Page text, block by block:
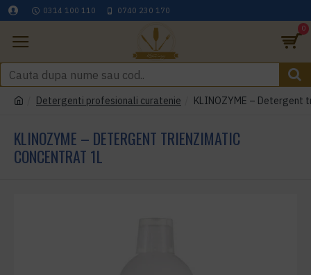
0314 100 110 0740 230 170
0
Detergenti profesionali curatenie KLINOZYME – Detergent
KLINOZYME – DETERGENT TRIENZIMATIC
CONCENTRAT 1L